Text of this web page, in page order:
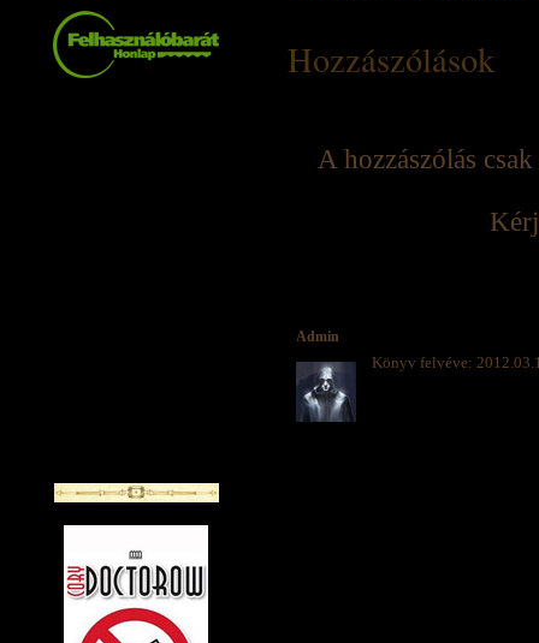
Hozzászólások
A hozzászólás
Admin
Könyv felvéve: